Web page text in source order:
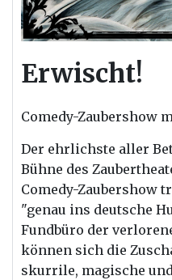
Erwischt!
Comedy-Zaubershow
Der ehrlichste aller
Bühne des
Comedy-Zaubershow
"genau ins deutsche
Fundbüro der
können sich die
skurrile, magische